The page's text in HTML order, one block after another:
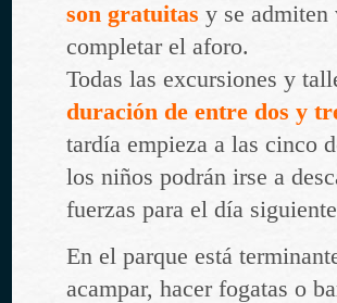
son gratuitas y se admiten
completar el aforo.
Todas las excursiones y
duración de entre dos y
tardía empieza a las cinco
los niños podrán irse a
fuerzas para el día
En el parque está
acampar, hacer fogatas o